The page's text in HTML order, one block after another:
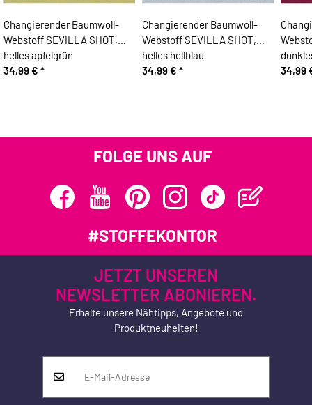
Changierender Baumwoll-
Webstoff SEVILLA SHOT,
helles apfelgrün
34,99 € *
Changierender Baumwoll-
Webstoff SEVILLA SHOT,
helles hellblau
34,99 € *
34,99
FOLGE UNS AUF
#STOFFEKONTOR
JETZT UNSEREN
NEWSLETTER ABONIEREN.
Erhalte unsere Nähtipps, Angebote und
Produktneuheiten!